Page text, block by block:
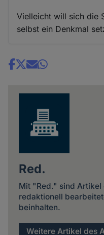
Vielleicht will sich die
selbst ein Denkmal
Share
Red.
Mit "Red." sind
redaktionell
beinhalten.
Weitere Artikel des